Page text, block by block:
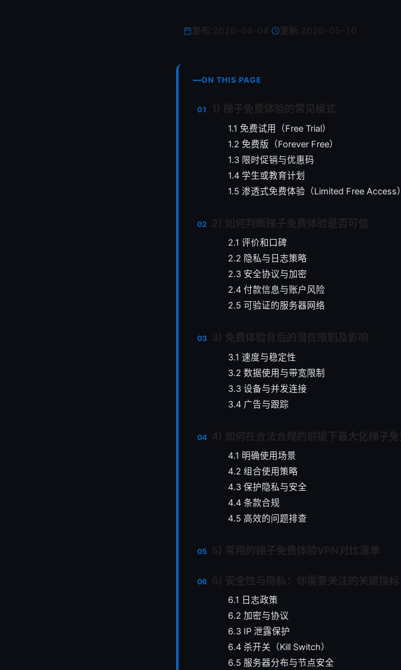
更新:
ON THIS PAGE
1.1 免费试用（Free Trial）
1.2 免费版（Forever Free）
1.3 限时促销与优惠码
1.4 学生或教育计划
1.5 渗透式免费体验（Limited Free Access）
2.1 评价和口碑
2.2 隐私与日志策略
2.3 安全协议与加密
2.4 付款信息与账户风险
2.5 可验证的服务器网络
3.1 速度与稳定性
3.2 数据使用与带宽限制
3.3 设备与并发连接
3.4 广告与跟踪
4.1 明确使用场景
4.2 组合使用策略
4.3 保护隐私与安全
4.4 条款合规
4.5 高效的问题排查
6.1 日志政策
6.2 加密与协议
6.3 IP 泄露保护
6.4 杀开关（Kill Switch）
6.5 服务器分布与节点安全